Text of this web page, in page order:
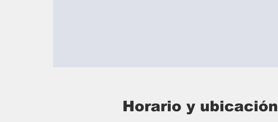
Horario y ubicación